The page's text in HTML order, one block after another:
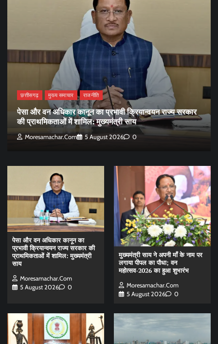
छत्तीसगढ़ मुख्य समाचार राजनीति
पेसा और वन अधिकार कानून का प्रभावी क्रियान्वयन राज्य सरकार
की प्राथमिकताओं में शामिल: मुख्यमंत्री साय
Moresamachar.com 5 August 2026 0
पेसा और वन अधिकार कानून का
प्रभावी क्रियान्वयन राज्य सरकार की
प्राथमिकताओं में शामिल: मुख्यमंत्री
साय
Moresamachar.com
5 August 2026
0
मुख्यमंत्री साय ने अपनी माँ के नाम पर
लगाया पीपल का पौधा; वन
महोत्सव-2026 का हुआ शुभारंभ
Moresamachar.com
5 August 2026
0